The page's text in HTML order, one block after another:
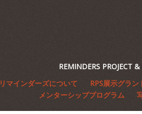
REMINDERS PROJECT
リマインダーズについて
RPS展示グラ
メンターシッププログラム